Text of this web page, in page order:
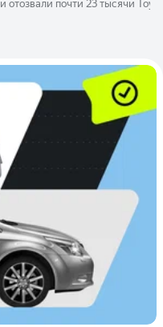
отозвали почти 23 тысячи